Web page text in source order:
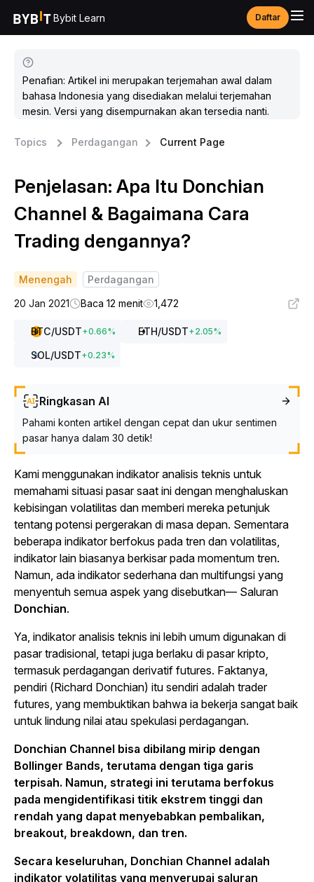
Bybit Learn Daftar
Penafian: Artikel ini merupakan terjemahan awal dalam
bahasa Indonesia yang disediakan melalui terjemahan
mesin. Versi yang disempurnakan akan tersedia nanti.
Topics Perdagangan Current Page
Penjelasan: Apa Itu Donchian
Channel & Bagaimana Cara
Trading dengannya?
Menengah
Perdagangan
20 Jan 2021
Baca 12 menit 1,472
BTC/USDT+0.66% ETH/USDT+2.05%
SOL/USDT+0.23%
Ringkasan AI
Pahami konten artikel dengan cepat dan ukur sentimen
pasar hanya dalam 30 detik!
Kami menggunakan indikator analisis teknis untuk
memahami situasi pasar saat ini dengan menghaluskan
kebisingan volatilitas dan memberi mereka petunjuk
tentang potensi pergerakan di masa depan. Sementara
beberapa indikator berfokus pada tren dan volatilitas,
indikator lain biasanya berkisar pada momentum tren.
Namun, ada indikator sederhana dan multifungsi yang
menyentuh semua aspek yang disebutkan— Saluran
Donchian.
Ya, indikator analisis teknis ini lebih umum digunakan di
pasar tradisional, tetapi juga berlaku di pasar kripto,
termasuk perdagangan derivatif futures. Faktanya,
pendiri (Richard Donchian) itu sendiri adalah trader
futures, yang membuktikan bahwa ia bekerja sangat baik
untuk lindung nilai atau spekulasi perdagangan.
Donchian Channel bisa dibilang mirip dengan
Bollinger Bands, terutama dengan tiga garis
terpisah. Namun, strategi ini terutama berfokus
pada mengidentifikasi titik ekstrem tinggi dan
rendah yang dapat menyebabkan pembalikan,
breakout, breakdown, dan tren.
Secara keseluruhan, Donchian Channel adalah
indikator volatilitas yang menyerupai saluran